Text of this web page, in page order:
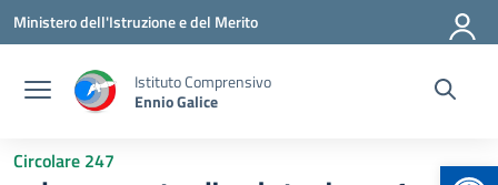
Vai ai contenuti
Vai al menu di navigazione
Vai al footer
Ministero dell'Istruzione e del Merito
Istituto Comprensivo
Ennio Galice
Circolare 247